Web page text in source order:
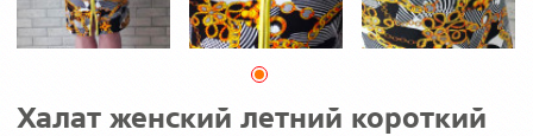
Халат женский летний короткий